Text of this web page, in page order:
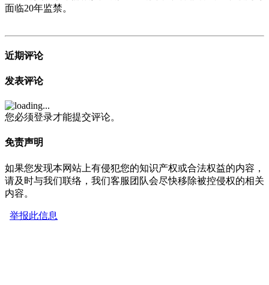
面临20年监禁。
近期评论
发表评论
您必须登录才能提交评论。
免责声明
如果您发现本网站上有侵犯您的知识产权或合法权益的内容，
请及时与我们联络，我们客服团队会尽快移除被控侵权的相关
内容。
举报此信息